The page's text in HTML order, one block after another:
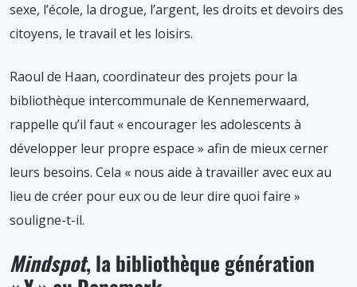
sexe, l’école, la drogue, l’argent, les droits et devoirs des
citoyens, le travail et les loisirs.
Raoul de Haan, coordinateur des projets pour la
bibliothèque intercommunale de Kennemerwaard,
rappelle qu’il faut « encourager les adolescents à
développer leur propre espace » afin de mieux cerner
leurs besoins. Cela « nous aide à travailler avec eux au
lieu de créer pour eux ou de leur dire quoi faire »
souligne-t-il.
Mindspot, la bibliothèque génération